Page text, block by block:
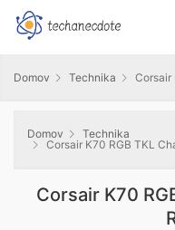
Domov Technika Corsair
Domov
Technika
Corsair K70 RGB TKL
Corsair K70